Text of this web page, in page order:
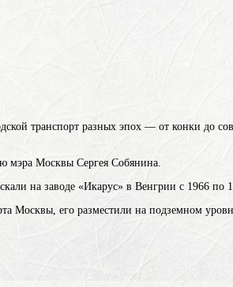
транспорт разных эпох — от конки до
мэра Москвы Сергея Собянина.
на заводе «Икарус» в Венгрии с 1966 по
Москвы, его разместили на подземном